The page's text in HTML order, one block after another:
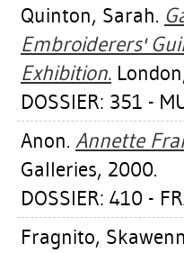
Quinton, Sarah.
Embroiderers'
Exhibition.
DOSSIER: 351 -
Anon. Annette
Galleries, 2000.
DOSSIER: 410 -
Fragnito,